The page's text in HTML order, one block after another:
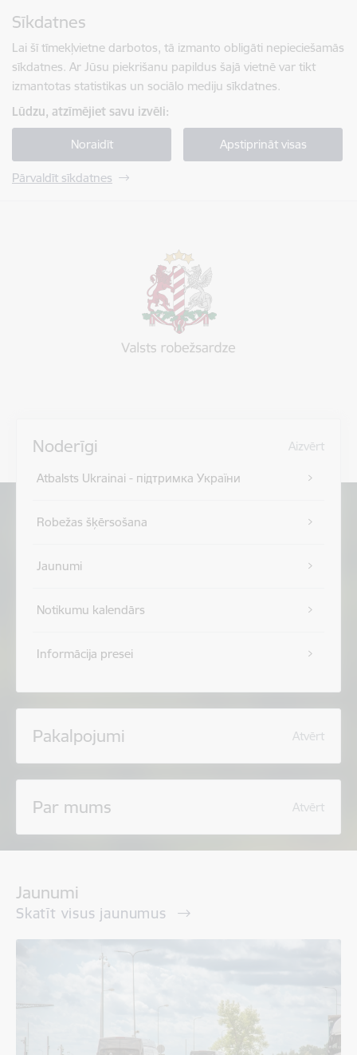
Sīkdatnes
Lai šī tīmekļvietne darbotos, tā izmanto obligāti nepieciešamās
sīkdatnes. Ar Jūsu piekrišanu papildus šajā vietnē var tikt
izmantotas statistikas un sociālo mediju sīkdatnes.
Lūdzu, atzīmējiet savu izvēli:
Noraidīt Apstiprināt visas
Pārvaldīt sīkdatnes
Noderīgi Aizvērt
Atbalsts Ukrainai - підтримка України
Robežas šķērsošana
Jaunumi
Notikumu kalendārs
Informācija presei
Pakalpojumi Atvērt
Par mums Atvērt
Jaunumi
Skatīt visus jaunumus